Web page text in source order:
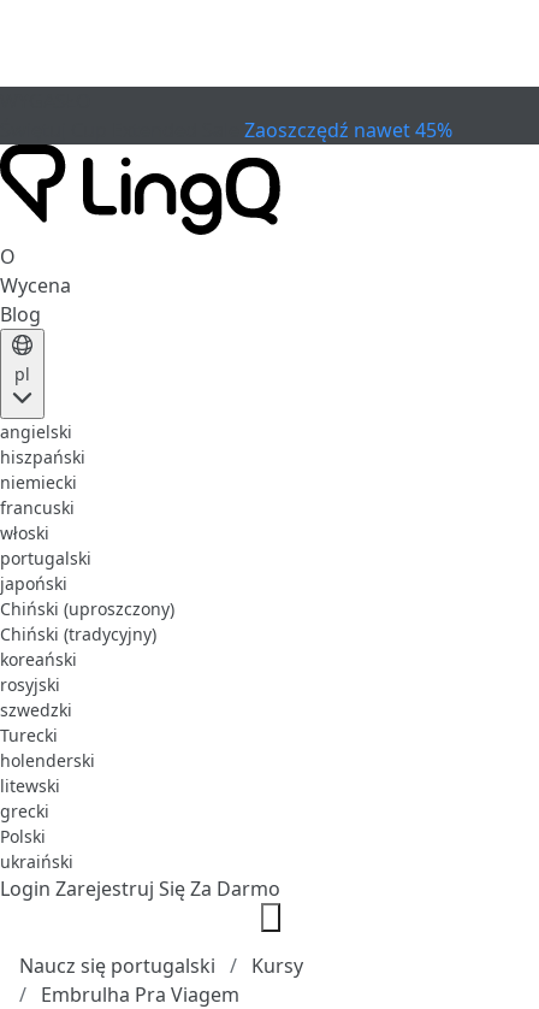
Zaoszczędź nawet 45%
O
Wycena
Blog
pl
angielski
hiszpański
niemiecki
francuski
włoski
portugalski
japoński
Chiński (uproszczony)
Chiński (tradycyjny)
koreański
rosyjski
szwedzki
Turecki
holenderski
litewski
grecki
Polski
ukraiński
Login Zarejestruj Się Za Darmo
Naucz się portugalski
Kursy
Embrulha Pra Viagem